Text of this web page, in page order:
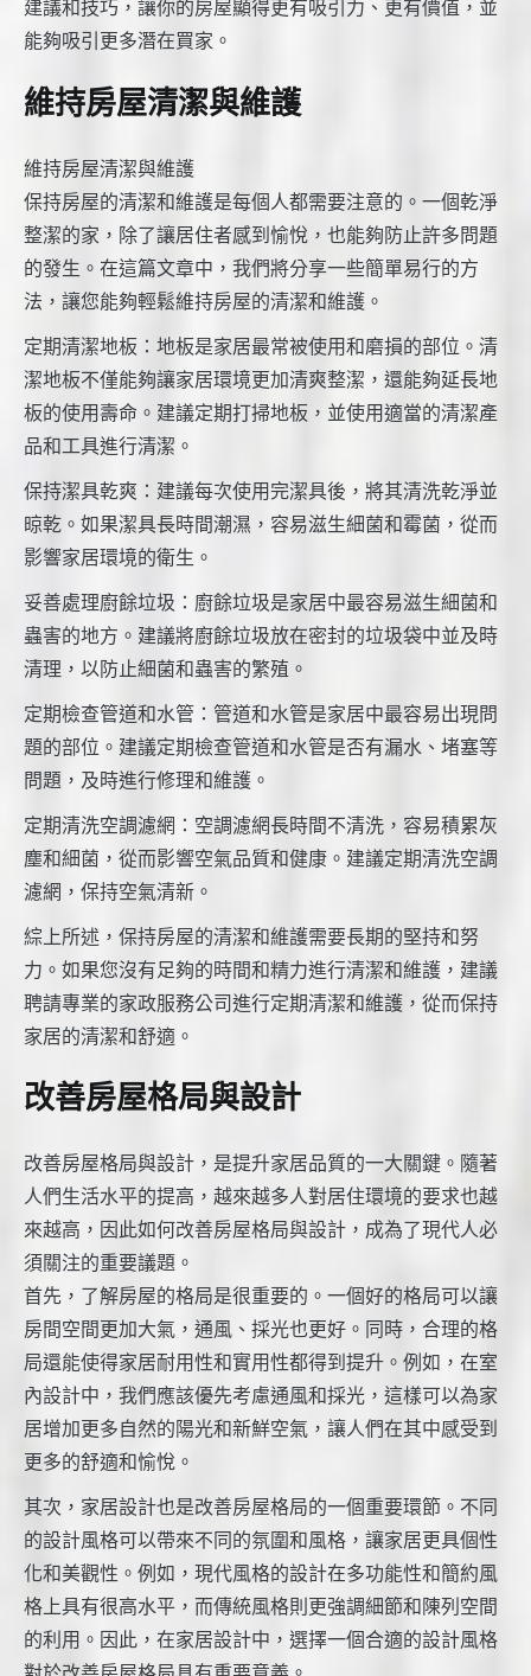
建議和技巧，讓你的房屋顯得更有吸引力、更有價值，並
能夠吸引更多潛在買家。
維持房屋清潔與維護
維持房屋清潔與維護
保持房屋的清潔和維護是每個人都需要注意的。一個乾淨
整潔的家，除了讓居住者感到愉悅，也能夠防止許多問題
的發生。在這篇文章中，我們將分享一些簡單易行的方
法，讓您能夠輕鬆維持房屋的清潔和維護。
定期清潔地板：地板是家居最常被使用和磨損的部位。清
潔地板不僅能夠讓家居環境更加清爽整潔，還能夠延長地
板的使用壽命。建議定期打掃地板，並使用適當的清潔產
品和工具進行清潔。
保持潔具乾爽：建議每次使用完潔具後，將其清洗乾淨並
晾乾。如果潔具長時間潮濕，容易滋生細菌和霉菌，從而
影響家居環境的衛生。
妥善處理廚餘垃圾：廚餘垃圾是家居中最容易滋生細菌和
蟲害的地方。建議將廚餘垃圾放在密封的垃圾袋中並及時
清理，以防止細菌和蟲害的繁殖。
定期檢查管道和水管：管道和水管是家居中最容易出現問
題的部位。建議定期檢查管道和水管是否有漏水、堵塞等
問題，及時進行修理和維護。
定期清洗空調濾網：空調濾網長時間不清洗，容易積累灰
塵和細菌，從而影響空氣品質和健康。建議定期清洗空調
濾網，保持空氣清新。
綜上所述，保持房屋的清潔和維護需要長期的堅持和努
力。如果您沒有足夠的時間和精力進行清潔和維護，建議
聘請專業的家政服務公司進行定期清潔和維護，從而保持
家居的清潔和舒適。
改善房屋格局與設計
改善房屋格局與設計，是提升家居品質的一大關鍵。隨著
人們生活水平的提高，越來越多人對居住環境的要求也越
來越高，因此如何改善房屋格局與設計，成為了現代人必
須關注的重要議題。
首先，了解房屋的格局是很重要的。一個好的格局可以讓
房間空間更加大氣，通風、採光也更好。同時，合理的格
局還能使得家居耐用性和實用性都得到提升。例如，在室
內設計中，我們應該優先考慮通風和採光，這樣可以為家
居增加更多自然的陽光和新鮮空氣，讓人們在其中感受到
更多的舒適和愉悅。
其次，家居設計也是改善房屋格局的一個重要環節。不同
的設計風格可以帶來不同的氛圍和風格，讓家居更具個性
化和美觀性。例如，現代風格的設計在多功能性和簡約風
格上具有很高水平，而傳統風格則更強調細節和陳列空間
的利用。因此，在家居設計中，選擇一個合適的設計風格